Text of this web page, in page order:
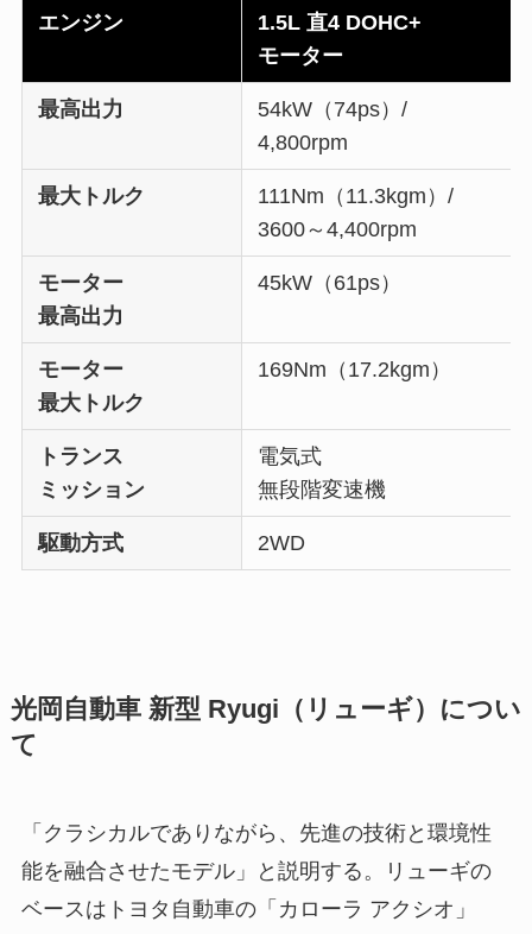
エンジン
1.5L 直4 DOHC+
モーター
最高出力
54kW（74ps）/
4,800rpm
最大トルク
111Nm（11.3kgm）/
3600～4,400rpm
モーター
最高出力
45kW（61ps）
モーター
最大トルク
169Nm（17.2kgm）
トランス
ミッション
電気式
無段階変速機
駆動方式 2WD
光岡自動車 新型 Ryugi（リューギ）につい
て
「クラシカルでありながら、先進の技術と環境性
能を融合させたモデル」と説明する。リューギの
ベースはトヨタ自動車の「カローラ アクシオ」